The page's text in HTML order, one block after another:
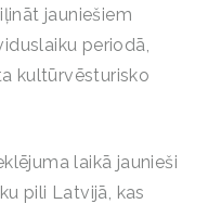
jauniešiem
periodā,
kultūrvēsturisko
laikā jaunieši
pili Latvijā, kas